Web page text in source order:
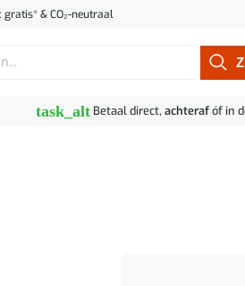
& CO₂-neutraal
task_alt Betaal direct, achterafóf in